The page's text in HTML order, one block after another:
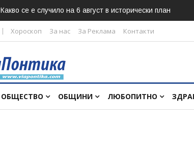
Какво се е случило на 6 август в исторически план
Хороскоп За нас За Реклама Контакти
ОБЩЕСТВО ОБЩИНИ ЛЮБОПИТНО